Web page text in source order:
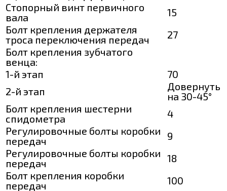
Стопорный винт первичного
вала
15
Болт крепления держателя
троса переключения передач
27
Болт крепления зубчатого
венца:
1-й этап
70
2-й этап
Довернуть
на 30-45°
Болт крепления шестерни
спидометра
4
Регулировочные болты коробки
передач
9
Регулировочные болты коробки
передач
18
Болт крепления коробки
передач
100